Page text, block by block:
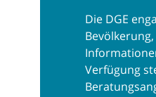
Die DGE
Verfügung